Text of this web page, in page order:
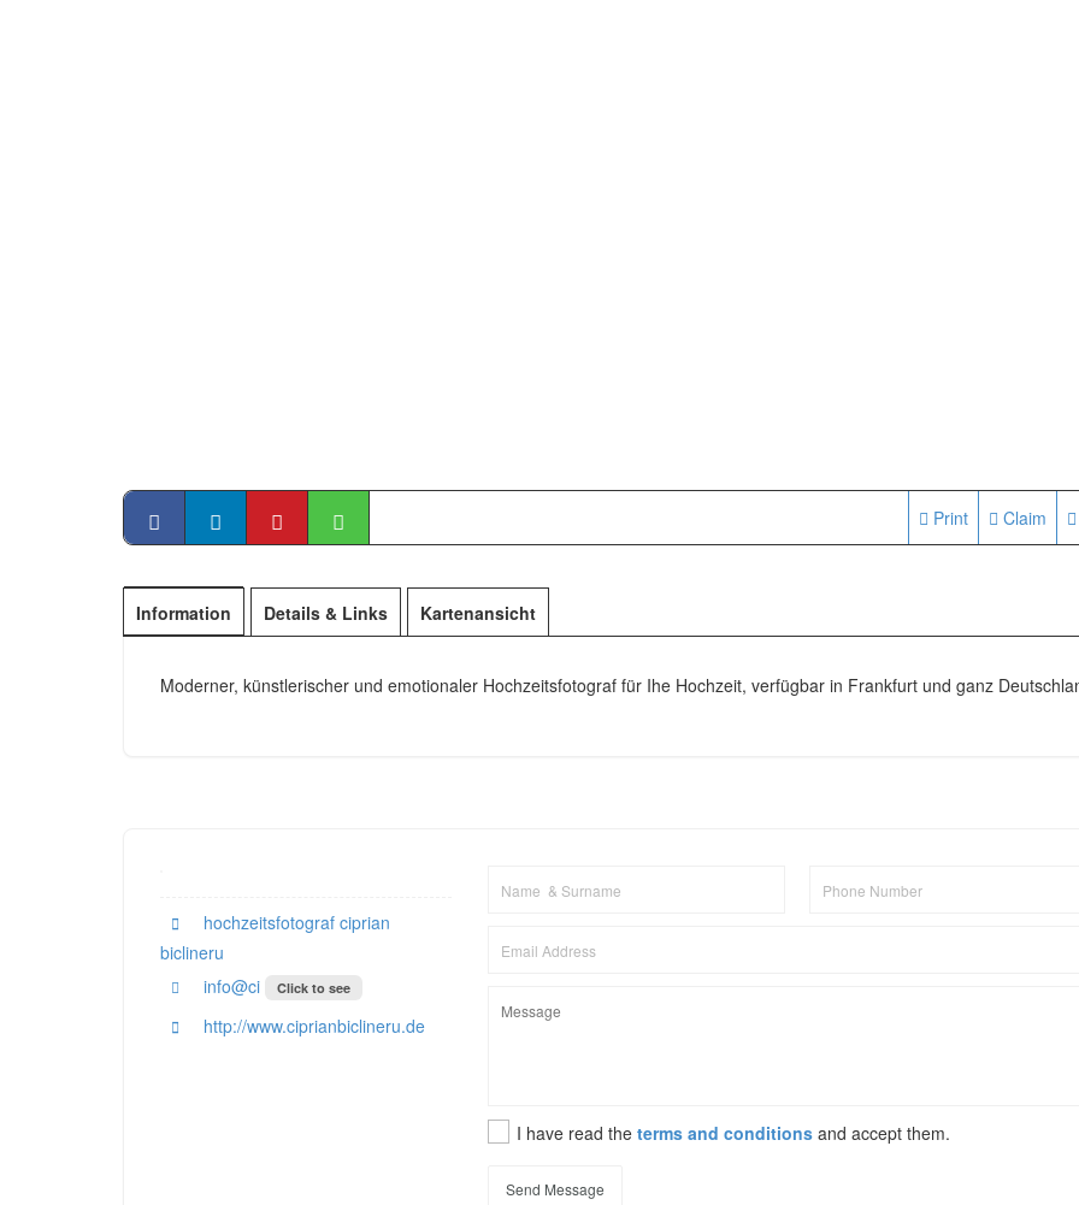
Claim
Print
Information Details & Links Kartenansicht
Moderner, künstlerischer und emotionaler Hochzeitsfotograf für Ihe Hochzeit, verfügbar in Frankfurt und ganz
hochzeitsfotograf ciprian
biclineru
info@ci
Click to see
http://www.ciprianbiclineru.de
I have read the terms and conditions and accept them.
Send Message